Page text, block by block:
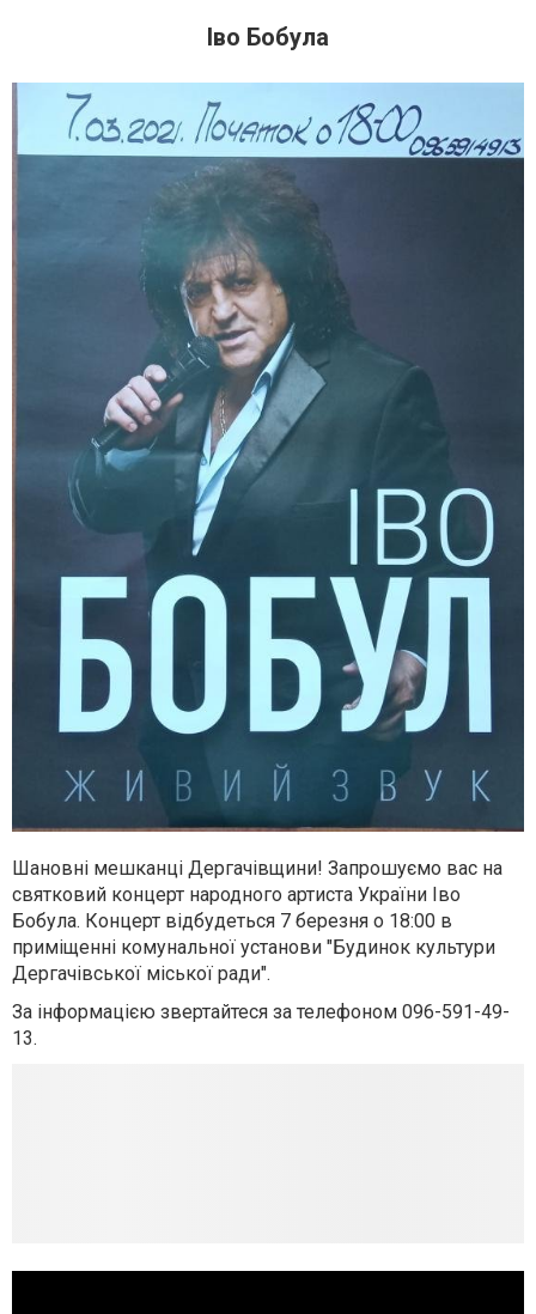
Іво Бобула
Шановні мешканці Дергачівщини! Запрошуємо вас на
святковий концерт народного артиста України Іво
Бобула. Концерт відбудеться 7 березня о 18:00 в
приміщенні комунальної установи "Будинок культури
Дергачівської міської ради".
За інформацією звертайтеся за телефоном 096-591-49-
13.